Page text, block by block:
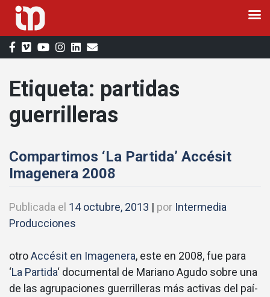
Saltar
al
Etiqueta: partidas
guerrilleras
Compartimos ‘La Partida’ Accésit
Imagenera 2008
Publicada el 14 octubre, 2013 | por Intermedia
Producciones
otroAccésit en Imagenera, este en 2008, fue para
‘La Partida‘ documental de Mariano Agudo sobre una
de las agrupaciones guerrilleras más activas del paí­